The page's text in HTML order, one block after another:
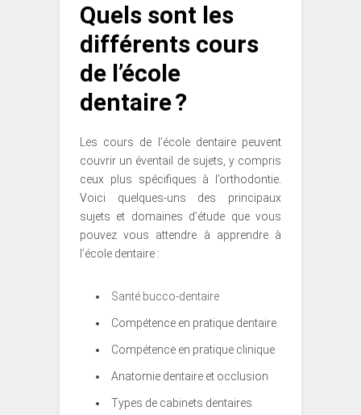
Quels sont les
différents cours
de l’école
dentaire ?
Les cours de l’école dentaire peuvent
couvrir un éventail de sujets, y compris
ceux plus spécifiques à l’orthodontie.
Voici quelques-uns des principaux
sujets et domaines d’étude que vous
pouvez vous attendre à apprendre à
l’école dentaire :
Santé bucco-dentaire
Compétence en pratique dentaire
Compétence en pratique clinique
Anatomie dentaire et occlusion
Types de cabinets dentaires